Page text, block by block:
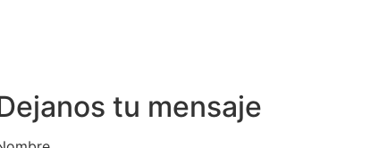
tu mensaje